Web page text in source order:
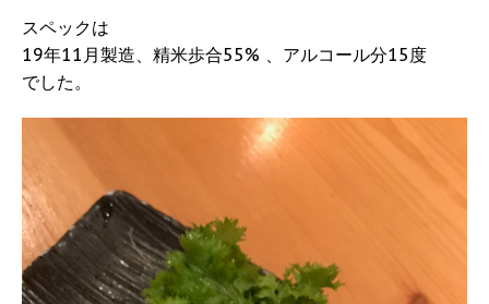
スペックは
19年11月製造、精米歩合55% 、アルコール分15度
でした。